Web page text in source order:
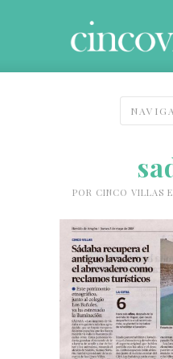
POR CINCO VILLAS